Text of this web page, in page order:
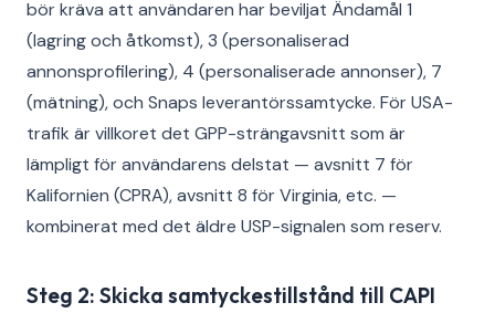
bör kräva att användaren har beviljat Ändamål 1
(lagring och åtkomst), 3 (personaliserad
annonsprofilering), 4 (personaliserade annonser), 7
(mätning), och Snaps leverantörssamtycke. För USA-
trafik är villkoret det GPP-strängavsnitt som är
lämpligt för användarens delstat — avsnitt 7 för
Kalifornien (CPRA), avsnitt 8 för Virginia, etc. —
kombinerat med det äldre USP-signalen som reserv.
Steg 2: Skicka samtyckestillstånd till CAPI